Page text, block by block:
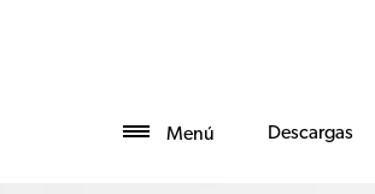
Menú Descargas